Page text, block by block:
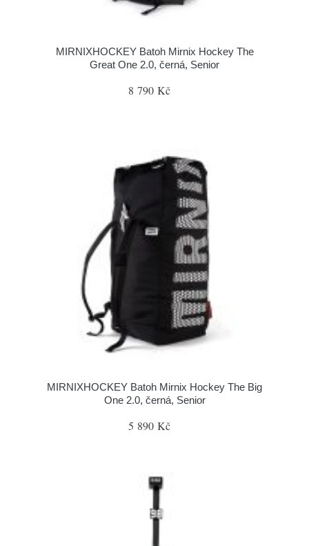
MIRNIXHOCKEY Batoh Mirnix Hockey The
Great One 2.0, černá, Senior
8 790 Kč
MIRNIXHOCKEY Batoh Mirnix Hockey The Big
One 2.0, černá, Senior
5 890 Kč